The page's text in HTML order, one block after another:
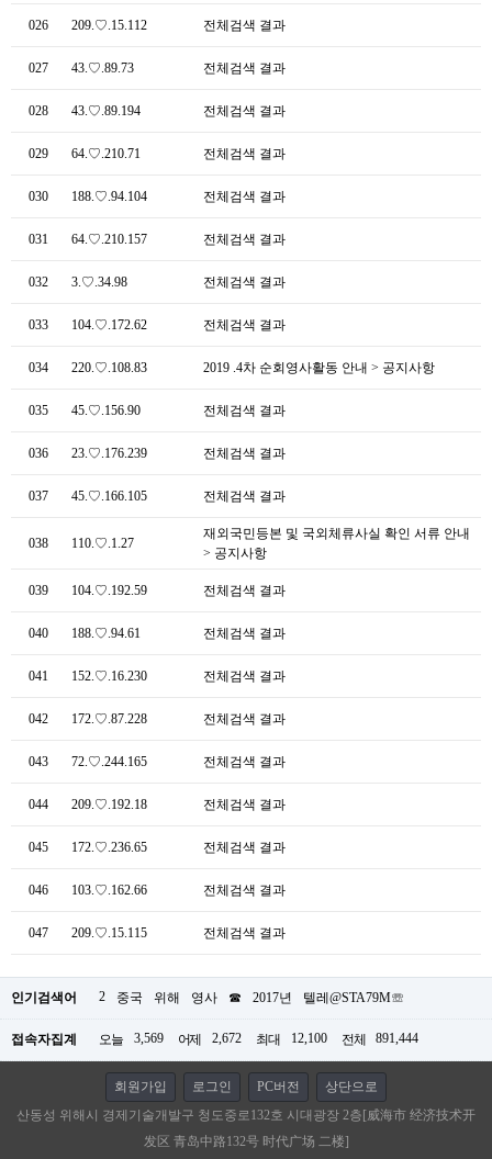
026 209.♡.15.112 전체검색 결과
027 43.♡.89.73 전체검색 결과
028 43.♡.89.194 전체검색 결과
029 64.♡.210.71 전체검색 결과
030 188.♡.94.104 전체검색 결과
031 64.♡.210.157 전체검색 결과
032 3.♡.34.98 전체검색 결과
033 104.♡.172.62 전체검색 결과
034 220.♡.108.83 2019 .4차 순회영사활동 안내 > 공지사항
035 45.♡.156.90 전체검색 결과
036 23.♡.176.239 전체검색 결과
037 45.♡.166.105 전체검색 결과
038 110.♡.1.27
재외국민등본 및 국외체류사실 확인 서류 안내
> 공지사항
039 104.♡.192.59 전체검색 결과
040 188.♡.94.61 전체검색 결과
041 152.♡.16.230 전체검색 결과
042 172.♡.87.228 전체검색 결과
043 72.♡.244.165 전체검색 결과
044 209.♡.192.18 전체검색 결과
045 172.♡.236.65 전체검색 결과
046 103.♡.162.66 전체검색 결과
047 209.♡.15.115 전체검색 결과
인기검색어 2 중국 위해 영사 ☎ 2017년 텔레@STA79M☏
접속자집계 오늘 3,569 어제 2,672 최대 12,100 전체 891,444
회원가입 로그인 PC버전
상단으로
산동성 위해시 경제기술개발구 청도중로132호 시대광장 2층[威海市 经济技术开
发区 青岛中路132号 时代广场 二楼]